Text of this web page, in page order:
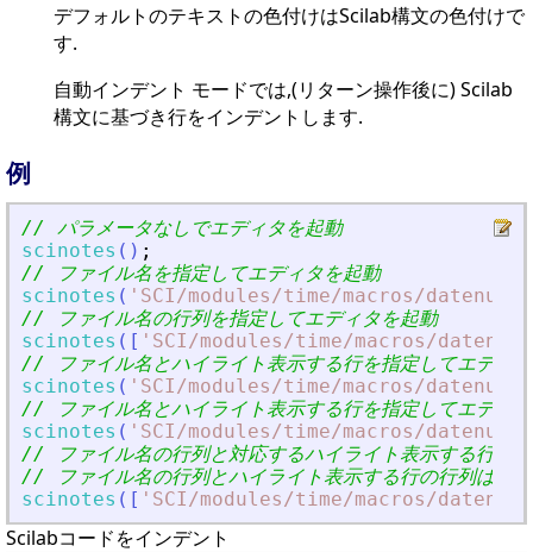
デフォルトのテキストの色付けはScilab構文の色付けで
す.
自動インデント モードでは,(リターン操作後に) Scilab
構文に基づき行をインデントします.
例
// パラメータなしでエディタを起動
scinotes ( ) ;
// ファイル名を指定してエディタを起動
scinotes ( ' SCI/modules/time/macros/
// ファイル名の行列を指定してエディタを起動
scinotes ( [ ' SCI/modules/time/macros/
// ファイル名とハイライト表示する行を指定してエディ
scinotes ( ' SCI/modules/time/macros/
// ファイル名とハイライト表示する行を指定してエディ
scinotes ( ' SCI/modules/time/macros/
// ファイル名の行列と対応するハイライト表示する行の
// ファイル名の行列とハイライト表示する行の行列は同
scinotes ( [ ' SCI/modules/time/macros/
Scilabコードをインデント